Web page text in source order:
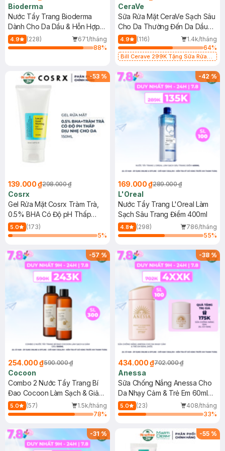
Bioderma
Nước Tẩy Trang Bioderma
Dành Cho Da Dầu & Hỗn Hợp
500ml
4.9 (228)
671/tháng
88%
CeraVe
Sữa Rửa Mặt CeraVe Sạch Sâu
Cho Da Thường Đến Da Dầu
473ml
4.9 (116)
1.4k/tháng
64%
Bill Cerave 299K Tặng Sữa Rửa
-53 %
139.000 ₫298.000 ₫
Cosrx
Gel Rửa Mặt Cosrx Tràm Trà,
0.5% BHA Có Độ pH Thấp
150ml
5.0
(173)
5%
-42%
169.000 ₫289.000 ₫
L'Oreal
Nước Tẩy Trang L'Oreal Làm
Sạch Sâu Trang Điểm 400ml
4.8 (298)
786/tháng
55%
-57%
254.000 ₫590.000 ₫
Cocoon
Combo 2 Nước Tẩy Trang Bí
Đao Cocoon Làm Sạch & Giảm
Dầu 500ml
5.0 (57)
1.5k/tháng
78%
-38%
434.000 ₫702.000 ₫
Anessa
Sữa Chống Nắng Anessa Cho
Da Nhạy Cảm & Trẻ Em 60ml
(Mới)
5.0 (23)
408/tháng
33%
-31% -55 %